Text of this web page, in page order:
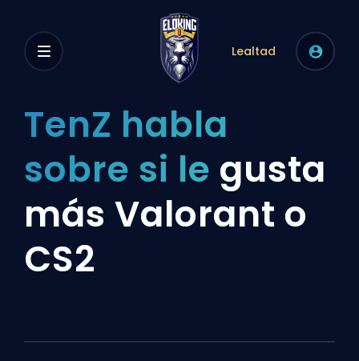
Lealtad
TenZ habla
sobre si le gusta
más Valorant o
CS2